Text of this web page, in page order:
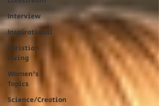
Interview
Inspirational
Christian
living
Women's
Topics
Science/Creation